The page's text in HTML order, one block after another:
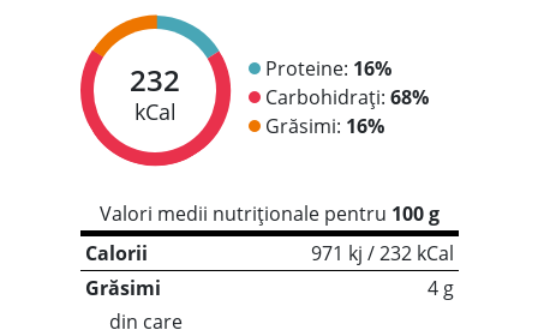
232
kCal
Proteine: 16%
Carbohidrați: 68%
Grăsimi: 16%
Valori medii nutriționale pentru 100 g
Calorii
971 kj / 232 kCal
Grăsimi
4 g
din care